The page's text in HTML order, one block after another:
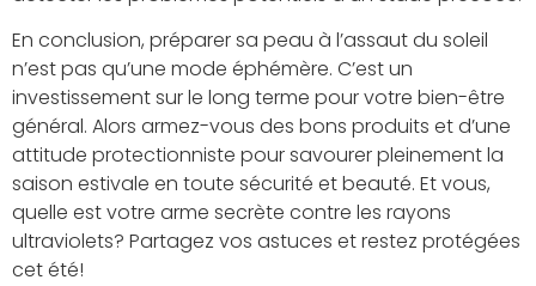
En conclusion, préparer sa peau à l’assaut du soleil
n’est pas qu’une mode éphémère. C’est un
investissement sur le long terme pour votre bien-être
général. Alors armez-vous des bons produits et d’une
attitude protectionniste pour savourer pleinement la
saison estivale en toute sécurité et beauté. Et vous,
quelle est votre arme secrète contre les rayons
ultraviolets? Partagez vos astuces et restez protégées
cet été!